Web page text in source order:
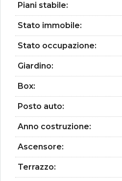
Piani stabile:
Stato immobile:
Stato occupazione:
Giardino:
Box:
Posto auto:
Anno costruzione:
Ascensore:
Terrazzo: